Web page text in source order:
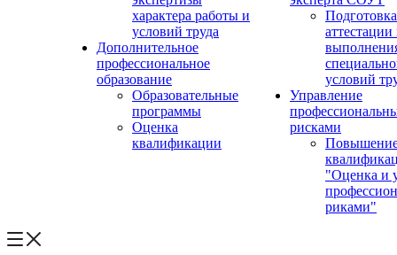
характера работы и
условий труда
Дополнительное
профессиональное
образование
Образовательные
программы
Оценка
квалификации
условий
Управление
рисками
"Оценка и
риками"